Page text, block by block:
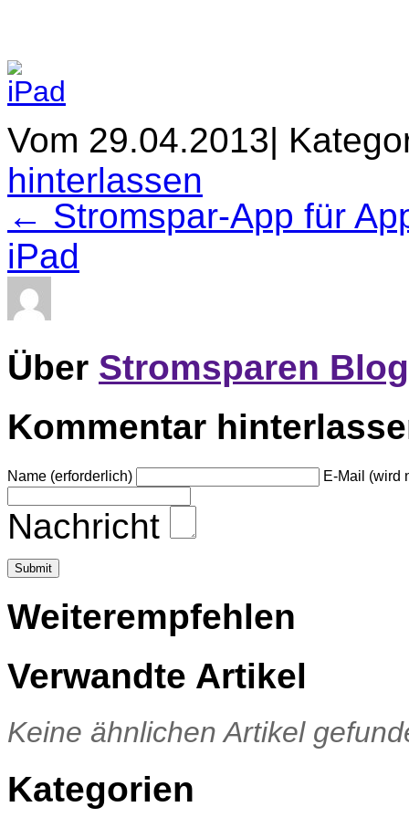
Vom 29.04.2013|
hinterlassen
← Stromspar-App für
iPad
Über Stromsparen Blog
Kommentar
Name (erforderlich) E-Mail (wird
Nachricht
Weiterempfehlen
Verwandte Artikel
Keine ähnlichen Artikel
Kategorien